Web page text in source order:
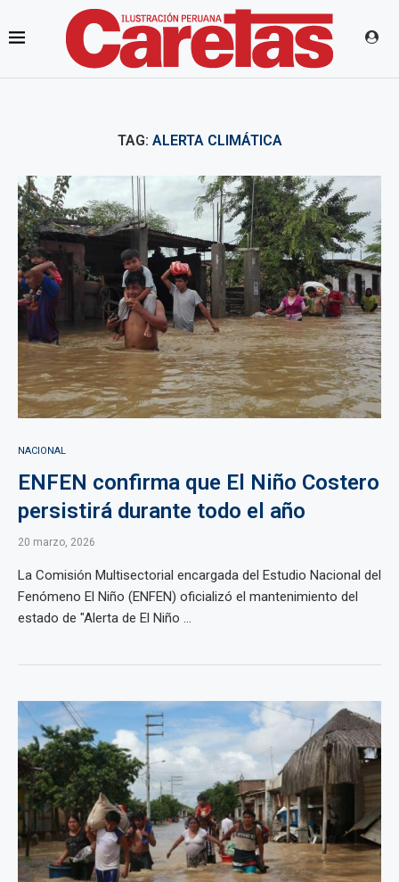
TAG: ALERTA CLIMÁTICA
NACIONAL
ENFEN confirma que El Niño Costero
persistirá durante todo el año
20 marzo, 2026
La Comisión Multisectorial encargada del Estudio Nacional del
Fenómeno El Niño (ENFEN) oficializó el mantenimiento del
estado de "Alerta de El Niño ...